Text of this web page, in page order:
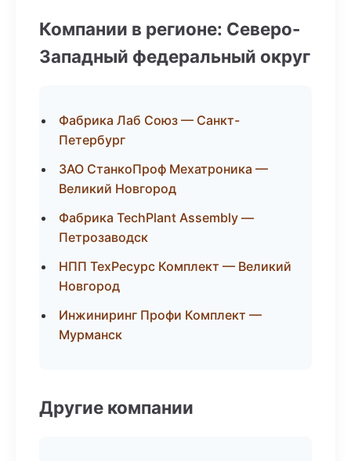
Компании в регионе: Северо-
Западный федеральный округ
Фабрика Лаб Союз — Санкт-
Петербург
ЗАО СтанкоПроф Мехатроника —
Великий Новгород
Фабрика TechPlant Assembly —
Петрозаводск
НПП ТехРесурс Комплект — Великий
Новгород
Инжиниринг Профи Комплект —
Мурманск
Другие компании